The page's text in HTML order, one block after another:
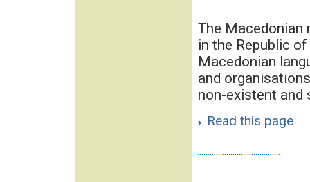
The Macedonian
in the Republic
Macedonian
and
non-existent and
Read this page